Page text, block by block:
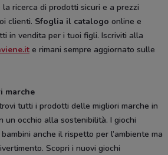
ricerca di prodotti sicuri e a prezzi
clienti. Sfoglia il catalogo online e
in vendita per i tuoi figli. Iscriviti alla
e rimani sempre aggiornato sulle
marche
tutti i prodotti delle migliori marche in
un occhio alla sostenibilità. I giochi
anche il rispetto per l’ambiente ma
Scopri i nuovi giochi